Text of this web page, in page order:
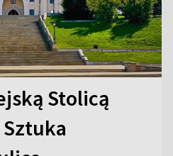
Stolicą